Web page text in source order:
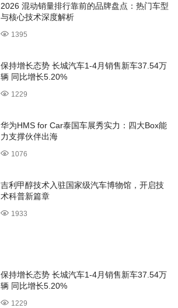
2026 混动销量排行靠前的品牌盘点：热门车型
与核心技术深度解析
1395
保持增长态势 长城汽车1-4月销售新车37.54万
辆 同比增长5.20%
1229
华为HMS for Car泰国车展秀实力：四大Box能
力支撑伙伴出海
1076
吉利甲醇技术入驻国家级汽车博物馆，开启技
术科普新篇章
1933
保持增长态势 长城汽车1-4月销售新车37.54万
辆 同比增长5.20%
1229